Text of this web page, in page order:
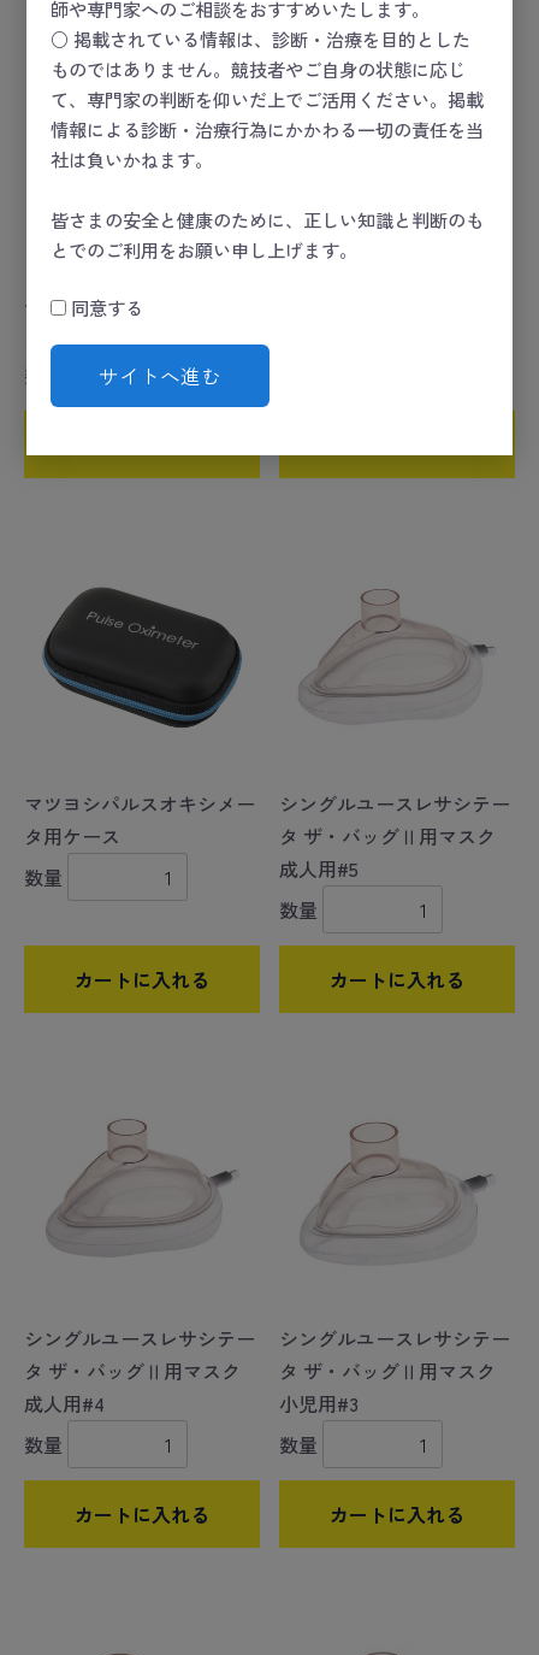
師や専門家へのご相談をおすすめいたします。
○ 掲載されている情報は、診断・治療を目的とした
ものではありません。競技者やご自身の状態に応じ
て、専門家の判断を仰いだ上でご活用ください。掲載
情報による診断・治療行為にかかわる一切の責任を当
社は負いかねます。
皆さまの安全と健康のために、正しい知識と判断のも
とでのご利用をお願い申し上げます。
同意する
サイトへ進む
パルスフロー専用シリコン
数量
マツヨシパルスオキシメー
タ用ケース
数量
カートに入れる
シングルユースレサシテー
タ ザ・バッグⅡ用マスク
成人用#5
数量
カートに入れる
シングルユースレサシテー
タ ザ・バッグⅡ用マスク
成人用#4
数量
カートに入れる
シングルユースレサシテー
タ ザ・バッグⅡ用マスク
小児用#3
数量
カートに入れる